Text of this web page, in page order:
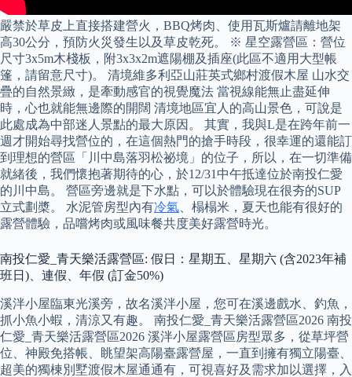
嚴禁於草皮上直接搭建營火，BBQ烤肉、使用瓦斯爐請離地架
高30公分，預防火災發生以及草皮乾死。 ※ 星空露營區：營位
尺寸3x5m木棧板，附3x3x2m遮陽棚及插座(此區不適用大型帳
篷，請留意尺寸)。 清境維多利亞山莊英式鄉村渡假木屋 山水交
疊的自然景緻，是牽動感官的視覺魔法 當視線能無止盡延伸
時，心也就能無邊際的開闊 清境地區宜人的高山景色，可說是
此處成為中部迷人景點的最大原因。 其實，我與L是在跨年前一
週才開始尋找營位的，在這個熱門的搶手時段，很幸運的還能訂
到理想的營區「川中島落羽松祕境」的位子，所以，在一切準備
就緒後，我們懷抱著期待的心，於12/31中午抵達位於南投仁愛
的川中島。 營區旁邊就是下水點，可以於體驗現在很夯的SUP
立式劃槳。 水泥管房型內有冷氣 、榻榻米，夏天也能有很好的
露營體驗，品嚐烤肉或風味餐共度美好露營時光。
南投仁愛_青天樂活露營區: 假日：星期五、星期六 (含2023年補
班日)、連假、年假 (訂金50%)
溪泮小屋臨東光溪旁，故名溪泮小屋，您可在溪邊戲水、釣魚，
抓小魚小蝦，清涼又有趣。 南投仁愛_青天樂活露營區2026 南投
仁愛_青天樂活露營區2026 溪泮小屋露營區房型眾多，從草坪營
位、神殿免搭帳、眺望架高陽臺露營屋，一直到擁有獨立陽臺、
超美的獨棟別墅渡假木屋通通有，可視喜好及需求加以選擇，入